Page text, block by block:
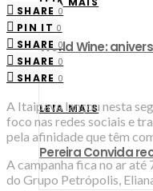
World Wine:
LEIA MAIS
Pereira Convida
SHARE 0
PIN IT 0
SHARE 0
SHARE 0
SHARE 0
A Itaipava lançou nesta
foco nas redes sociais e
pela afinidade que têm
A campanha fica no ar até
do Grupo Petrópolis,